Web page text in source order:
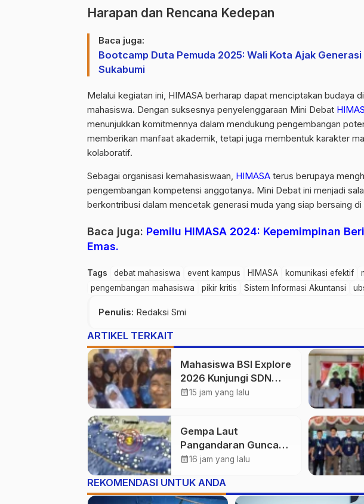
Harapan dan Rencana Kedepan
Baca juga:
Bootcamp Duta Pemuda 2025: Wali Kota Ajak
Sukabumi
Melalui kegiatan ini, HIMASA berharap dapat menciptakan budaya
mahasiswa. Dengan suksesnya penyelenggaraan Mini Debat
menunjukkan komitmennya dalam mendukung pengembangan
memberikan manfaat akademik, tetapi juga membentuk karakter
kolaboratif.
Sebagai organisasi kemahasiswaan, HIMASA terus berupaya
pengembangan kompetensi anggotanya. Mini Debat ini menjadi
berkontribusi dalam mencetak generasi muda yang siap bersaing di
Baca juga: Pemilu HIMASA 2024: Kepemimpinan
Emas.
Tags debat mahasiswa event kampus HIMASA komunikasi efektif
pengembangan mahasiswa
pikir kritis Sistem Informasi Akuntansi
Penulis: Redaksi Smi
ARTIKEL TERKAIT
Mahasiswa BSI Explore
2026 Kunjungi SDN
Simpenan, Saksikan
Kecamatan
calendar_month15 jam yang lalu
Gempa Laut
Pangandaran Guncang
Sukabumi, BMKG Sebut
Aktif
calendar_month16 jam yang lalu
REKOMENDASI UNTUK ANDA